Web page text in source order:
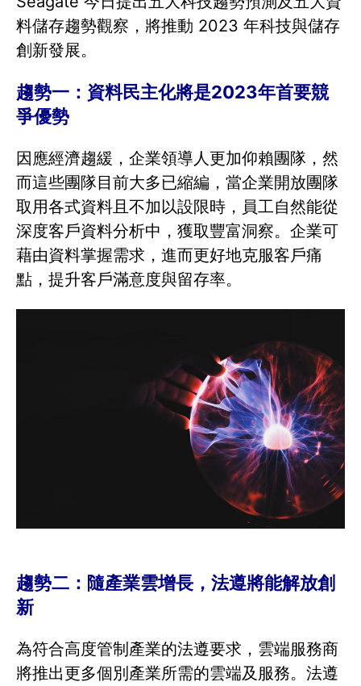
料儲存趨勢觀察，將推動 2023 年科技與儲存
創新發展。
趨勢一：資料民主化將是2023年首要競
爭優勢
因應經濟趨緩，企業領導人更加仰賴團隊，然
而這些團隊目前大多已縮編，當企業開放團隊
取用各式資料且不加以設限時，員工自然能從
深度客戶資料分析中，獲取豐富洞察。企業可
藉由資料掌握需求，進而更好地克服客戶痛
點，提升客戶滿意度與留存率。
趨勢二：隨產業雲增長，法遵將能解放創
新
為符合高度管制產業的法遵要求，雲端服務商
將推出更多個別產業所需的雲端及服務。法遵